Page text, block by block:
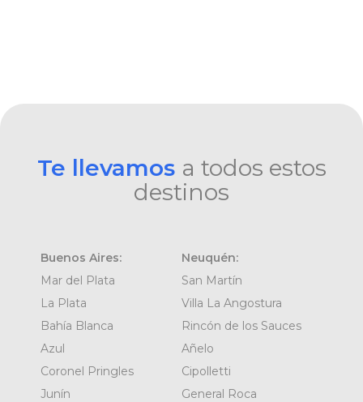
Te llevamos a todos estos
destinos
Buenos Aires:
Mar del Plata
La Plata
Bahía Blanca
Azul
Coronel Pringles
Junín
Neuquén:
San Martín
Villa La Angostura
Rincón de los Sauces
Añelo
Cipolletti
General Roca